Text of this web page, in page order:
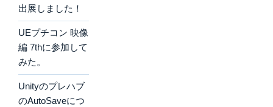
出展しました！
UEプチコン 映像
編 7thに参加して
みた。
Unityのプレハブ
のAutoSaveにつ